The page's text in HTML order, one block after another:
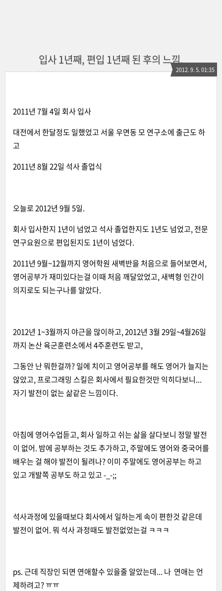
입사 1년째, 편입 1년째 된 후의 느낌.
2012. 9. 5. 01:35
2011년 7월 4일 회사 입사
대전에서 한달정도 일했었고 서울 우면동 모 연구소에 출근도 하
고
2011년 8월 22일 석사 졸업식
오늘로 2012년 9월 5일.
회사 입사한지 1년이 넘었고 석사 졸업한지도 1년도 넘었고, 전문
연구요원으로 편입된지도 1년이 넘었다.
2011년 9월~12월까지 영어학원 새벽반을 처음으로 들어보면서,
영어공부가 재미있다는걸 이때 처음 깨달았었고, 새벽형 인간이
의지로도 되는구나를 알았다.
2012년 1~3월까지 야근을 많이하고, 2012년 3월 29일~4월26일
까지 논산 육군훈련소에서 4주훈련도 받고,
그동안 난 뭐한걸까? 일에 치이고 영어공부를 해도 영어가 늘지는
않았고, 프로그래밍 스킬은 회사에서 필요한것만 익히다보니...
자기 발전이 없는 삶같은 느낌이다.
아침에 영어수업듣고, 회사 일하고 쉬는 삶을 살다보니 정말 발전
이 없어. 밤에 공부하는 것도 추가하고, 주말에도 영어와 중국어를
배우는 걸 해야 발전이 될려나? 이미 주말에도 영어공부는 하고
있고 개발쪽 공부도 하고 있고 -_-;;
석사과정에 있을때보다 회사에서 일하는게 속이 편한것 같은데
발전이 없어. 뭐 석사 과정때도 발전없었는걸 ㅋㅋㅋ
ps. 근데 직장인 되면 연애할수 있을줄 알았는데... 나 연애는 언
제하려고? ㅠㅠ